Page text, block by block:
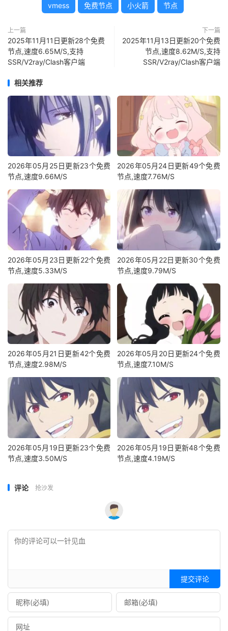
vmess 免费节点 小火箭 节点
上一篇
2025年11月11日更新28个免费
节点,速度6.65M/S,支持
SSR/V2ray/Clash客户端
下一篇
2025年11月13日更新20个免费
节点,速度8.62M/S,支持
SSR/V2ray/Clash客户端
相关推荐
2026年05月25日更新23个免费
节点,速度9.66M/S
2026年05月24日更新49个免费
节点,速度7.76M/S
2026年05月23日更新22个免费
节点,速度5.33M/S
2026年05月22日更新30个免费
节点,速度9.79M/S
2026年05月21日更新42个免费
节点,速度2.98M/S
2026年05月20日更新24个免费
节点,速度7.10M/S
2026年05月19日更新23个免费
节点,速度3.50M/S
2026年05月19日更新48个免费
节点,速度4.19M/S
评论 抢沙发
提交评论